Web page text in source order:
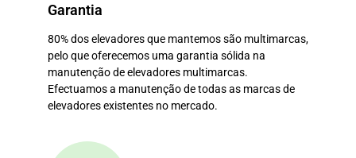
Garantia
80% dos elevadores que mantemos são multimarcas,
pelo que oferecemos uma garantia sólida na
manutenção de elevadores multimarcas.
Efectuamos a manutenção de todas as marcas de
elevadores existentes no mercado.